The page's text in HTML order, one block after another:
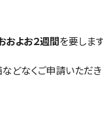
およお２週間を要しま
どなくご申請いただき